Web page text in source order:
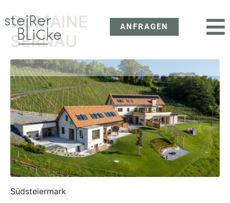
ANFRAGEN
DOMAINE
SERNAU
Südsteiermark